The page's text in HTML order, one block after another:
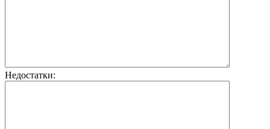
Недостатки: